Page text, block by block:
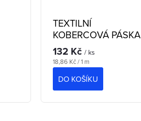
TEXTILNÍ
KOBERCOVÁ PÁSKA
132 Kč/ ks
Měrná
18,86 Kč / 1 m
DO KOŠÍKU